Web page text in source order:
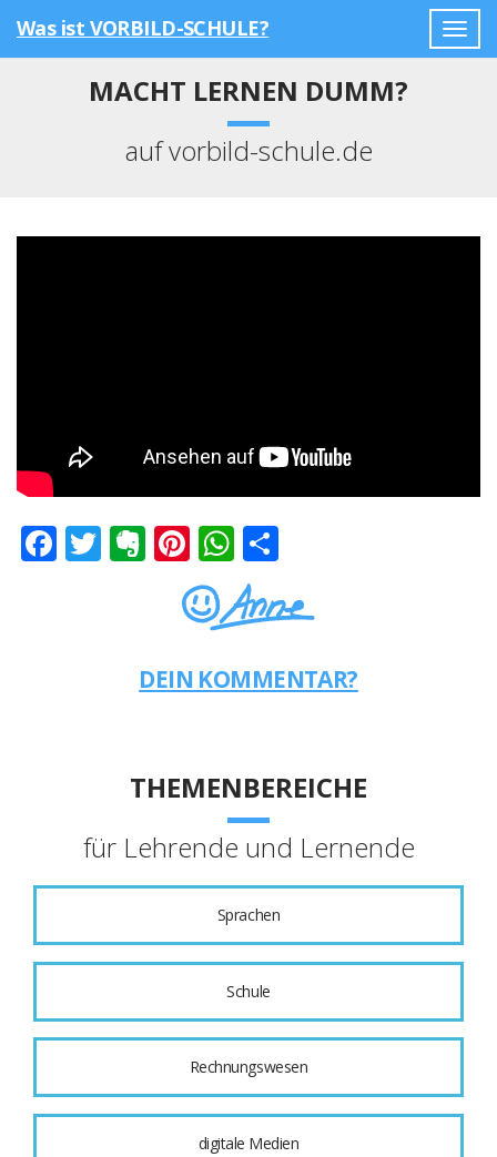
Was ist VORBILD-SCHULE?
MACHT LERNEN DUMM?
auf vorbild-schule.de
Facebook
Twitter
Evernote
Pinterest
WhatsApp
DEIN KOMMENTAR?
THEMENBEREICHE
für Lehrende und Lernende
Sprachen
Schule
Rechnungswesen
digitale Medien